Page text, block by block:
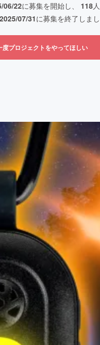
06/22に募集を開始し、 118
2025/07/31に募集を終了しま
度プロジェクトをやってほしい